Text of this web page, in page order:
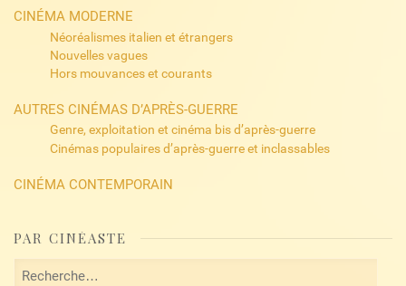
CINÉMA MODERNE
Néoréalismes italien et étrangers
Nouvelles vagues
Hors mouvances et courants
AUTRES CINÉMAS D’APRÈS-GUERRE
Genre, exploitation et cinéma bis d’après-guerre
Cinémas populaires d’après-guerre et inclassables
CINÉMA CONTEMPORAIN
PAR CINÉASTE
Rechercher :